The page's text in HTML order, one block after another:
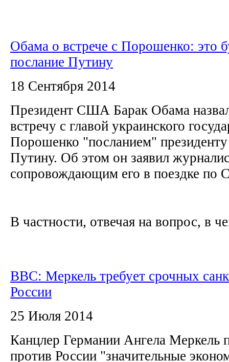
Обама о встрече с Порошенко: это
послание Путину
18 Сентября 2014
Президент США Барак Обама
встречу с главой украинского
Порошенко "посланием"
Путину. Об этом он заявил
сопровождающим его в поездке
В частности, отвечая на вопрос, в
BBC: Меркель требует срочных
России
25 Июля 2014
Канцлер Германии Ангела Меркель
против России "значительные